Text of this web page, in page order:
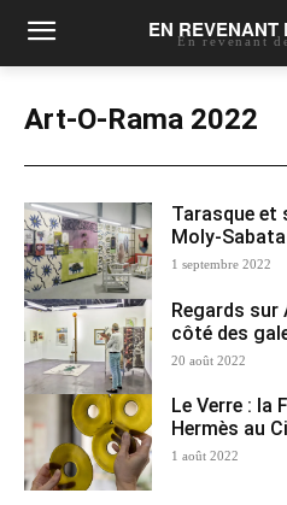
EN REVENANT
En revenant
Art-O-Rama 2022
Tarasque et
Moly-
1 septembre 2022
Regards sur
côté des
20 août 2022
Le Verre : la
Hermès au
1 août 2022